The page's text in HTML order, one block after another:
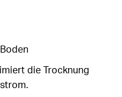
die Trocknung